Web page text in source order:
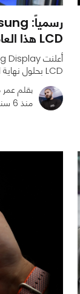
LCD هذا العام.
LCD بحلول نهاية العام. المصنع الشهير الذي يقوم بتشغيل خط إنتاج في
بقلم عمر
منذ 6 سنوات